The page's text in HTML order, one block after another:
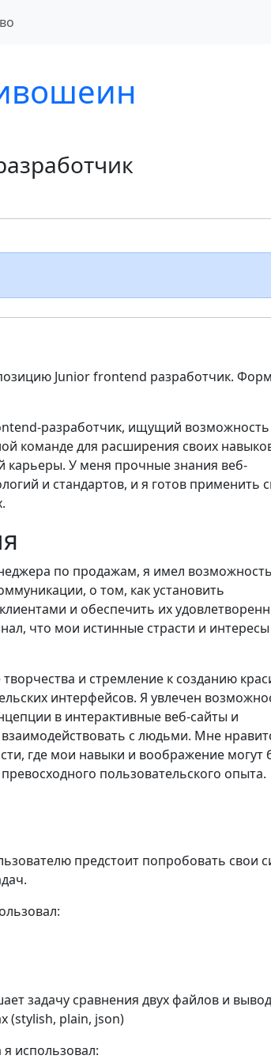
Junior frontend разработчик.
разработчик, ищущий возможность
команде для расширения своих
карьеры. У меня прочные знания веб-
и стандартов, и я готов применить
по продажам, я имел
о том, как установить
и обеспечить их
что мои истинные страсти и
и стремление к созданию
интерфейсов. Я увлечен
в интерактивные веб-сайты и
с людьми. Мне
где мои навыки и воображение могут
пользовательского опыта.
предстоит попробовать свои
задачу сравнения двух файлов и
(stylish, plain, json)
использовал: